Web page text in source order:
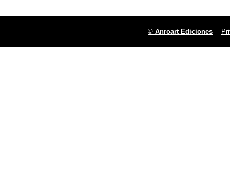
© Anroart Ediciones